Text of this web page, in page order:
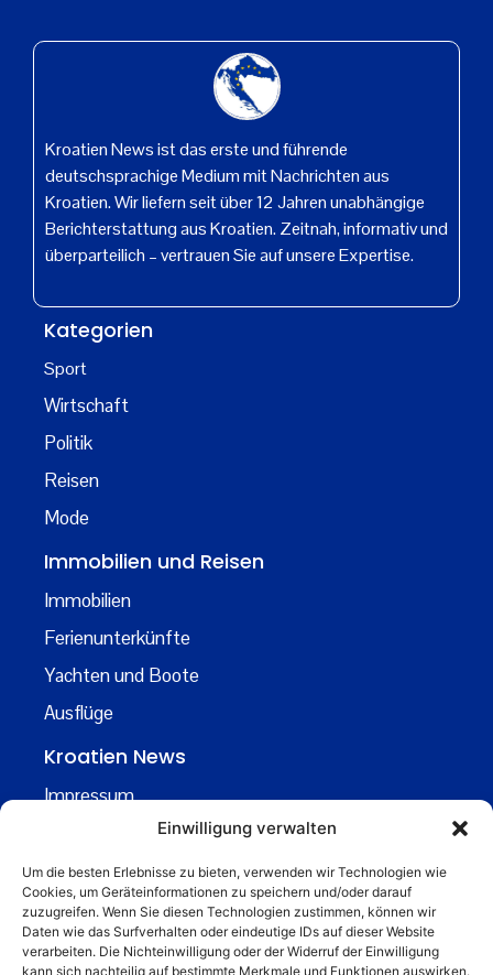
Einwilligung verwalten
Um die besten Erlebnisse zu bieten, verwenden wir Technologien wie
Cookies, um Geräteinformationen zu speichern und/oder darauf
zuzugreifen. Wenn Sie diesen Technologien zustimmen, können wir
Daten wie das Surfverhalten oder eindeutige IDs auf dieser Website
verarbeiten. Die Nichteinwilligung oder der Widerruf der Einwilligung
kann sich nachteilig auf bestimmte Merkmale und Funktionen auswirken.
Kroatien News ist das erste und führende
deutschsprachige Medium mit Nachrichten aus
Kroatien. Wir liefern seit über 12 Jahren unabhängige
Berichterstattung aus Kroatien. Zeitnah, informativ und
überparteilich – vertrauen Sie auf unsere Expertise.
Kategorien
Sport
Wirtschaft
Politik
Reisen
Mode
Immobilien und Reisen
Immobilien
Ferienunterkünfte
Yachten und Boote
Ausflüge
Kroatien News
Impressum
Kontakt
Über uns
Business